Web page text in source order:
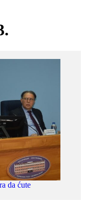
da ćute